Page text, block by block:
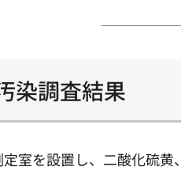
染調査結果
室を設置し、二酸化硫